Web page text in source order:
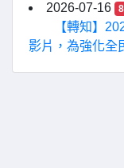
2026-07-16
【轉知】
影片，為強化全